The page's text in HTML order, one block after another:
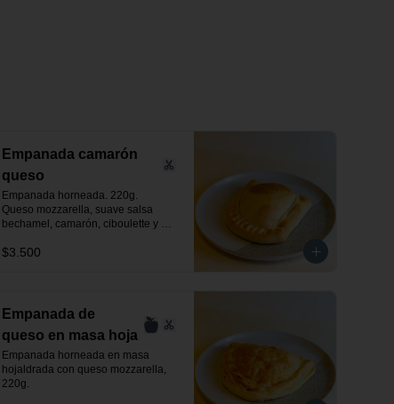
Empanada camarón
queso
Empanada horneada. 220g.
Queso mozzarella, suave salsa
bechamel, camarón, ciboulette y
$3.500
Empanada de
queso en masa hoja
Empanada horneada en masa
hojaldrada con queso mozzarella,
220g.